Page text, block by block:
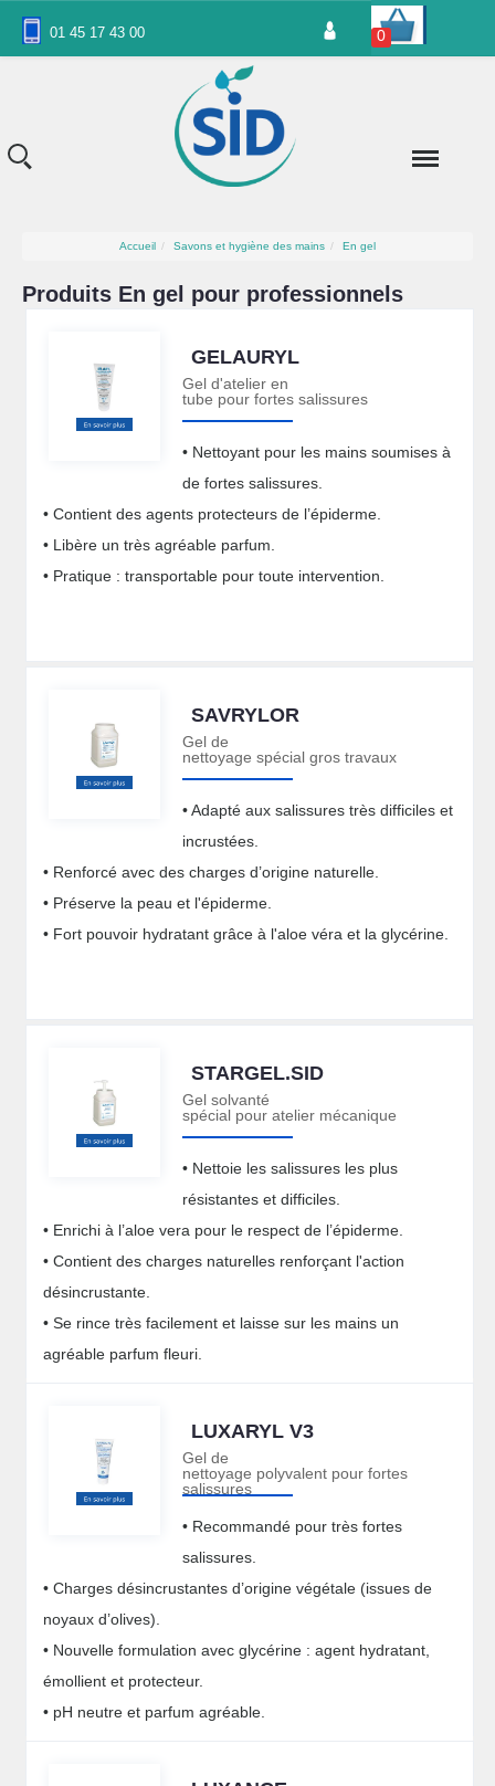
01 45 17 43 00 0
Accueil Savons et hygiène des mains En gel
Produits En gel pour professionnels
GELAURYL
Gel d'atelier en
tube pour fortes salissures
• Nettoyant pour les mains soumises à
de fortes salissures.
• Contient des agents protecteurs de l’épiderme.
• Libère un très agréable parfum.
• Pratique : transportable pour toute intervention.
SAVRYLOR
Gel de
nettoyage spécial gros travaux
• Adapté aux salissures très difficiles et
incrustées.
• Renforcé avec des charges d’origine naturelle.
• Préserve la peau et l'épiderme.
• Fort pouvoir hydratant grâce à l'aloe véra et la glycérine.
STARGEL.SID
Gel solvanté
spécial pour atelier mécanique
• Nettoie les salissures les plus
résistantes et difficiles.
• Enrichi à l’aloe vera pour le respect de l’épiderme.
• Contient des charges naturelles renforçant l'action
désincrustante.
• Se rince très facilement et laisse sur les mains un
agréable parfum fleuri.
LUXARYL V3
Gel de
nettoyage polyvalent pour fortes
salissures
• Recommandé pour très fortes
salissures.
• Charges désincrustantes d’origine végétale (issues de
noyaux d’olives).
• Nouvelle formulation avec glycérine : agent hydratant,
émollient et protecteur.
• pH neutre et parfum agréable.